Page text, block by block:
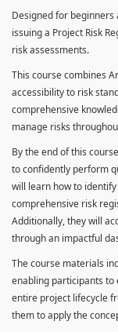
Designed for
issuing a Project Risk
risk assessments.
This course combines
accessibility to risk
comprehensive
manage risks
By the end of this
to confidently perform
will learn how to
comprehensive risk
Additionally, they will
through an impactful
The course materials
enabling participants to
entire project lifecycle
them to apply the